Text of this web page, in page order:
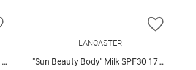
ZUR
LANCASTER
"Sun Beauty Body" Milk SPF30 175 ml